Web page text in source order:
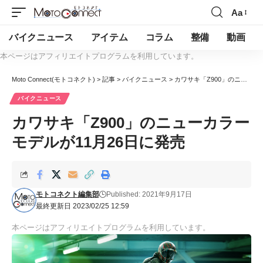
Aa
バイクニュース アイテム コラム 整備 動画
本ページはアフィリエイトプログラムを利用しています。
Moto Connect(モトコネクト) > 記事 > バイクニュース > カワサキ「Z900」のニューカラーモデルが11月26日に発売
バイクニュース
カワサキ「Z900」のニューカラー
モデルが11月26日に発売
最終更新日 2023/02/25 12:59
モトコネクト編集部 Published: 2021年9月17日
本ページはアフィリエイトプログラムを利用しています。